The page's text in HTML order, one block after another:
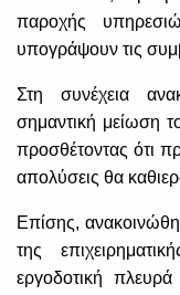
παροχής
υπογράψουν τις
Στη συνέχεια
σημαντική μείωση
προσθέτοντας ότι
απολύσεις θα
Επίσης,
της
εργοδοτική